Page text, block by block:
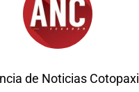
de Noticias Cotopaxi